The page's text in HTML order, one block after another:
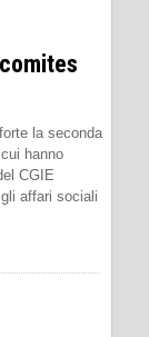
la seconda
hanno
CGIE
affari sociali